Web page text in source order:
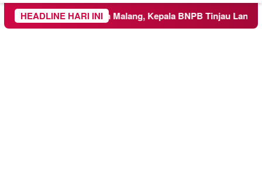
HEADLINE HARI INI
Kabupaten Malang, Kepala BNPB Tinjau Langsung Lokasi